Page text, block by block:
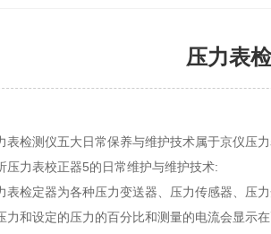
压力表
表检测仪五大日常保养与维护技术属于京仪压力
压力表校正器5的日常维护与维护技术:
表检定器为各种压力变送器、压力传感器、压力
力和设定的压力的百分比和测量的电流会显示